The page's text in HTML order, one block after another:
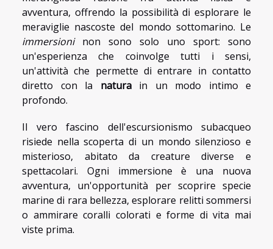
avventura, offrendo la possibilità di esplorare le
meraviglie nascoste del mondo sottomarino. Le
immersioninon sono solo uno sport: sono
un'esperienza che coinvolge tutti i sensi,
un'attività che permette di entrare in contatto
diretto con la naturain un modo intimo e
profondo.
Il vero fascino dell'escursionismo subacqueo
risiede nella scoperta di un mondo silenzioso e
misterioso, abitato da creature diverse e
spettacolari. Ogni immersione è una nuova
avventura, un'opportunità per scoprire specie
marine di rara bellezza, esplorare relitti sommersi
o ammirare coralli colorati e forme di vita mai
viste prima.